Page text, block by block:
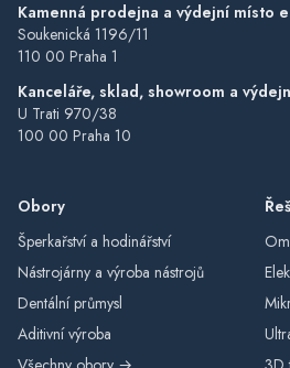
Kamenná prodejna a výdejní místo
Soukenická 1196/11
110 00 Praha 1
Kanceláře, sklad, showroom a
U Trati 970/38
100 00 Praha 10
Obory
Šperkařství a hodinářství
Nástrojárny a výroba nástrojů
Dentální průmysl
Aditivní výroba